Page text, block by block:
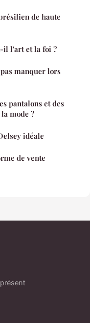
de haute
il l'art et la foi ?
manquer lors
pantalons et des
mode ?
idéale
de vente